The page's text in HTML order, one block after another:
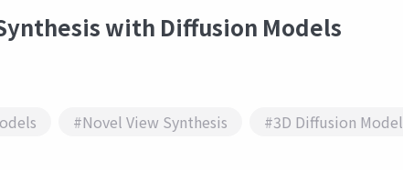
Synthesis with Diffusion Models
#Novel View Synthesis
#3D Diffusion Model